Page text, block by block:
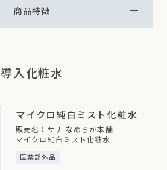
商品特徴
導入化粧水
マイクロ純白ミスト化粧水
販売名：サナ なめらか本舗
マイクロ純白ミスト化粧水
医薬部外品